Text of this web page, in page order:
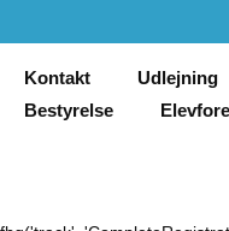
Kontakt Udlejning
Bestyrelse